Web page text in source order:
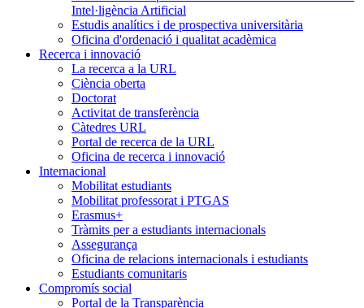
Intel·ligència Artificial
Estudis analítics i de prospectiva universitària
Oficina d'ordenació i qualitat acadèmica
Recerca i innovació
La recerca a la URL
Ciència oberta
Doctorat
Activitat de transferència
Càtedres URL
Portal de recerca de la URL
Oficina de recerca i innovació
Internacional
Mobilitat estudiants
Mobilitat professorat i PTGAS
Erasmus+
Tràmits per a estudiants internacionals
Assegurança
Oficina de relacions internacionals i estudiants
Estudiants comunitaris
Compromís social
Portal de la Transparència